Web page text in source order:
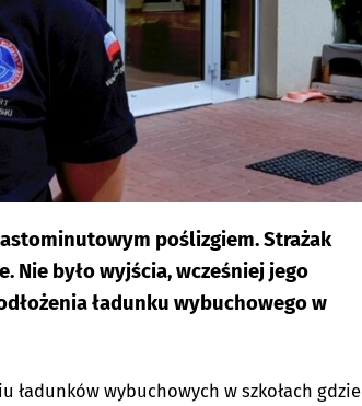
poślizgiem. Strażak
Nie było wyjścia, wcześniej jego
ładunku wybuchowego w
wybuchowych w szkołach gdzie